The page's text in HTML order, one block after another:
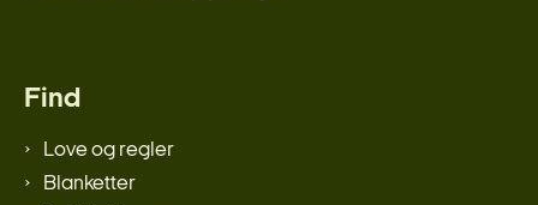
Find
Love og regler
Blanketter